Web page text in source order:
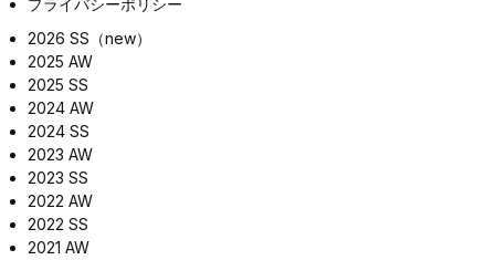
プライバシーポリシー
2026 SS（new）
2025 AW
2025 SS
2024 AW
2024 SS
2023 AW
2023 SS
2022 AW
2022 SS
2021 AW